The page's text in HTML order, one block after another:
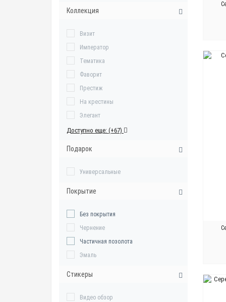
Коллекция
Визит
Император
Тематика
Фаворит
Престиж
На крестины
Элегант
Доступно еще: (+67)
Подарок
Универсальные
Покрытие
Без покрытия
Чернение
Частичная позолота
Эмаль
Стикеры
Видео обзор